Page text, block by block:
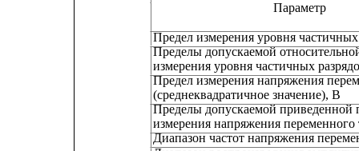
Параметр
Предел измерения уровня
Пределы допускаемой
измерения уровня частичных
Предел измерения напряжения
(среднеквадратичное значение), В
Пределы допускаемой приведенной
измерения напряжения переменного
Диапазон частот напряжения